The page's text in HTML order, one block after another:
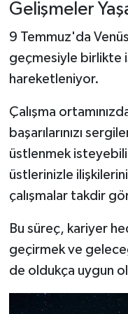
Gelişmeler
9 Temmuz'da
geçmesiyle birlikte
hareketleniyor.
Çalışma
başarılarınızı
üstlenmek
üstlerinizle
çalışmalar takdir
Bu süreç, kariyer
geçirmek ve
de oldukça uygun